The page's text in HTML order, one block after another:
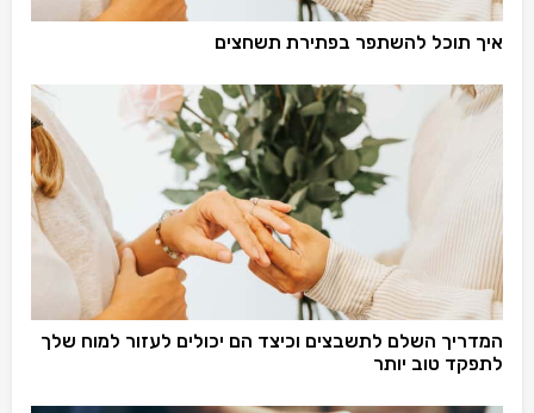
איך תוכל להשתפר בפתירת תשחצים
המדריך השלם לתשבצים וכיצד הם יכולים לעזור למוח שלך
לתפקד טוב יותר